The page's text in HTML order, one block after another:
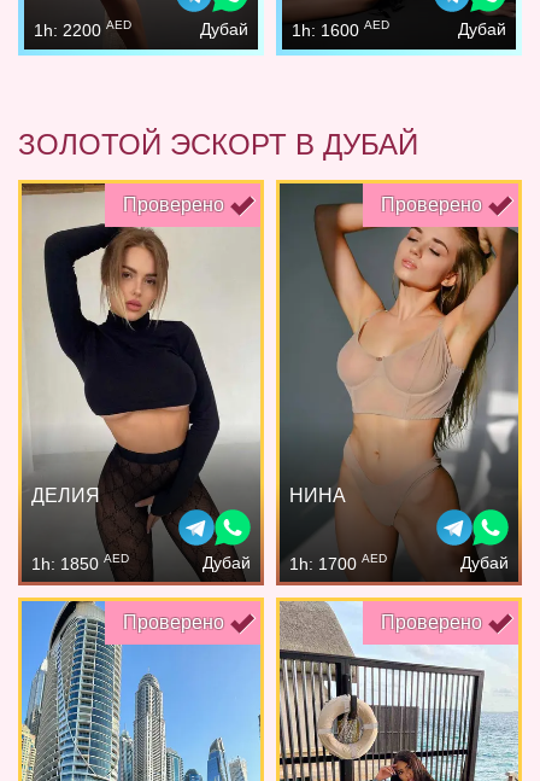
1h: 2200 AED Дубай 1h: 1600 AED Дубай
ЗОЛОТОЙ ЭСКОРТ В ДУБАЙ
Проверено
ДЕЛИЯ
1h: 1850 AED Дубай
Проверено
НИНА
1h: 1700 AED Дубай
Проверено Проверено